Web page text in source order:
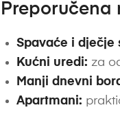
Preporučena
Spavaće i dječje
Kućni uredi: za
Manji dnevni
Apartmani: